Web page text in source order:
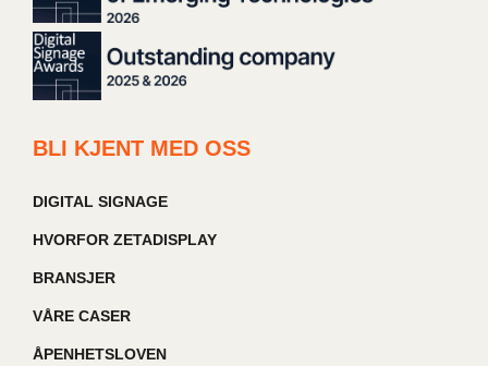
BLI KJENT MED OSS
DIGITAL SIGNAGE
HVORFOR ZETADISPLAY
BRANSJER
VÅRE CASER
ÅPENHETSLOVEN